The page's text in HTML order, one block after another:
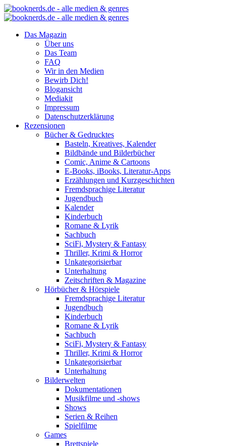
Das Magazin
Über uns
Das Team
FAQ
Wir in den Medien
Bewirb Dich!
Blogansicht
Mediakit
Impressum
Datenschutzerklärung
Rezensionen
Bücher & Gedrucktes
Basteln, Kreatives, Kalender
Bildbände und Bilderbücher
Comic, Anime & Cartoons
E-Books, iBooks, Literatur-Apps
Erzählungen und Kurzgeschichten
Fremdsprachige Literatur
Jugendbuch
Kalender
Kinderbuch
Romane & Lyrik
Sachbuch
SciFi, Mystery & Fantasy
Thriller, Krimi & Horror
Unkategorisierbar
Unterhaltung
Zeitschriften & Magazine
Hörbücher & Hörspiele
Fremdsprachige Literatur
Jugendbuch
Kinderbuch
Romane & Lyrik
Sachbuch
SciFi, Mystery & Fantasy
Thriller, Krimi & Horror
Unkategorisierbar
Unterhaltung
Bilderwelten
Dokumentationen
Musikfilme und -shows
Shows
Serien & Reihen
Spielfilme
Games
Brettspiele